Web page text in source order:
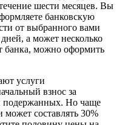
шести месяцев. Вы
банковскую
от выбранного вами
а может несколько
банка, можно оформить
услуги
взнос за
подержанных. Но чаще
составлять 30%